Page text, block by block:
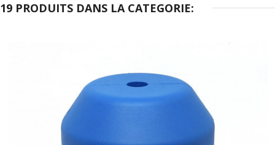
19 PRODUITS DANS LA CATEGORIE: